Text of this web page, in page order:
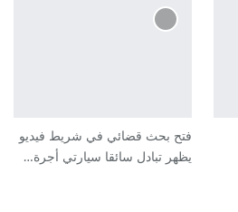
فتح بحث قضائي في شريط فيديو
يظهر تبادل سائقا سيارتي أجرة…